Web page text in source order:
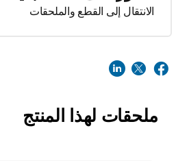
الانتقال إلى القطع والملحقات
ملحقات لهذا المنتج